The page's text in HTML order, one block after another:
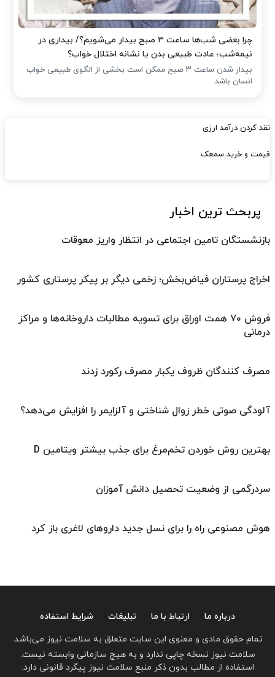
چرا بعضی شب‌ها ساعت ۳ صبح بیدار می‌شویم؟/ بیداری در
نیمه‌شب؛ عادت طبیعی بدن یا نشانه اختلال خواب؟
بیدار شدن ساعت ۳ صبح ممکن است بخشی از الگوی طبیعی خواب
انسان باشد.
نقد کردن درآمد ارزی
قیمت و خرید سمعک
پربحث ترین اخبار
بازنشستگان تامین اجتماعی در انتظار واریز معوقات
اخراج پرستاران فیاض‌بخش؛ زخمی دیگر بر پیکر پرستاری کشور
فروش ۷۰ همت اوراق برای تسویه مطالبات داروخانه‌ها و مراکز
درمانی
مصرف کنندگان ظروف یکبار مصرف رکورد زدند
آلودگی صوتی خطر زوال شناختی و آلزایمر را افزایش می‌دهد؟
بهترین روش خوردن تخم‌مرغ برای جذب بیشتر ویتامین D
سردرگمی از وضعیت تحصیل دانش آموزان
هوش مصنوعی راه را برای نسل جدید داروهای لاغری باز کرد
درباره ما ارتباط با ما تبلیغات
شرایط استفاده
تمام حقوق مادی و معنوی این سایت متعلق به سلامت نیوز می‌باشد.
سلامت نیوز نسخه چاپی ندارد و به هیچ سازمانی وابسته نیست.
استفاده از مطالب بدون ذکر منبع سلامت نیوز پیگرد قانونی دارد.